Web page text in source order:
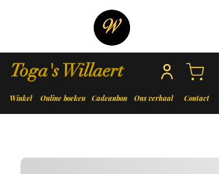
Toga's Willaert
Winkel Online boeken Cadeaubon Ons verhaal Contact